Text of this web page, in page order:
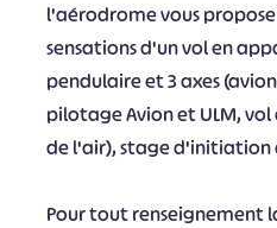
l'aérodrome vous
sensations d'un vol en
pendulaire et 3 axes
pilotage Avion et ULM,
de l'air), stage d'initiation
Pour tout renseignement